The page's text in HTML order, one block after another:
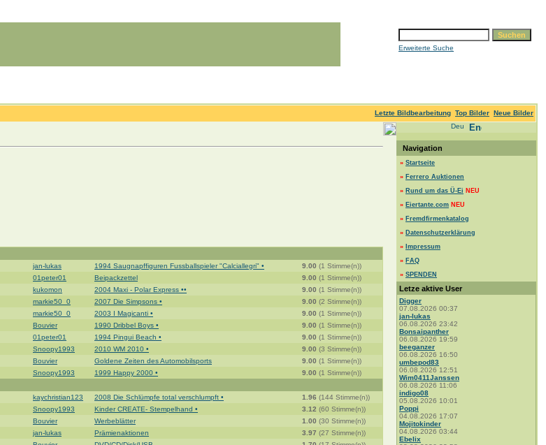
Erweiterte Suche
Letzte Bildbearbeitung Top Bilder Neue Bilder
jan-lukas 1994 Saugnapffiguren Fussballspieler "Calciallegri" • 9.00 (1 Stimme(n))
01peter01 Beipackzettel 9.00 (1 Stimme(n))
kukomon 2004 Maxi - Polar Express •• 9.00 (1 Stimme(n))
markie50_0 2007 Die Simpsons • 9.00 (2 Stimme(n))
markie50_0 2003 I Magicanti • 9.00 (1 Stimme(n))
Bouvier 1990 Dribbel Boys • 9.00 (1 Stimme(n))
01peter01 1994 Pingui Beach • 9.00 (1 Stimme(n))
Snoopy1993 2010 WM 2010 • 9.00 (3 Stimme(n))
Bouvier Goldene Zeiten des Automobilsports 9.00 (1 Stimme(n))
Snoopy1993 1999 Happy 2000 • 9.00 (1 Stimme(n))
kaychristian123 2008 Die Schlümpfe total verschlumpft • 1.96 (144 Stimme(n))
Snoopy1993 Kinder CREATE- Stempelhand • 3.12 (60 Stimme(n))
Bouvier Werbeblätter 1.00 (30 Stimme(n))
jan-lukas Prämienaktionen 3.97 (27 Stimme(n))
Navigation
» Startseite
» Ferrero Auktionen
» Rund um das Ü-Ei NEU
» Eiertante.com NEU
» Fremdfirmenkatalog
» Datenschutzerklärung
» Impressum
» FAQ
» SPENDEN
Letze aktive User
Digger
07.08.2026 00:37
jan-lukas
06.08.2026 23:42
Bonsaipanther
06.08.2026 19:59
beeganzer
06.08.2026 16:50
umbepod83
06.08.2026 12:51
Wim0411Janssen
06.08.2026 11:06
indigo08
05.08.2026 10:01
Poppi
04.08.2026 17:07
Mojitokinder
04.08.2026 03:44
Ebelix